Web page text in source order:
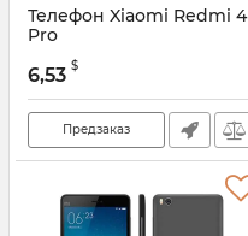
Телефон Xiaomi Redmi 4
Pro
6,53 $
Предзаказ